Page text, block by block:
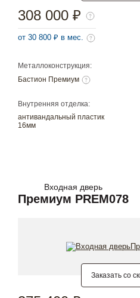
Металлоконструкция:
Бастион Премиум
Внутренняя отделка:
антивандальный пластик
16мм
308 000 ₽
от 30 800 ₽ в мес.
Входная дверь
Премиум PREM078
Заказать со